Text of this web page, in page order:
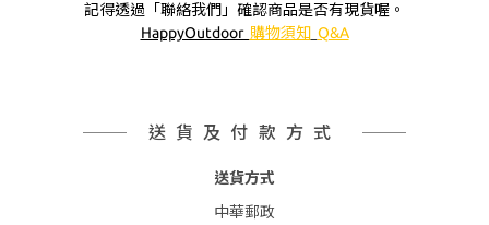
記得透過「聯絡我們」確認商品是否有現貨喔。
HappyOutdoor 購物須知 Q&A
送貨及付款方式
送貨方式
中華郵政